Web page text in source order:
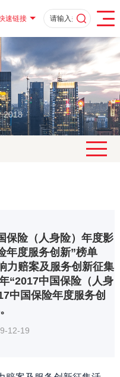
速链接
2018 ·
险）年度影响力赔案”和“2017中
保险（人身险）年度影
年度服务创新”榜单
力赔案及服务创新征集
“2017中国保险（人身
中国保险年度服务创
12-19